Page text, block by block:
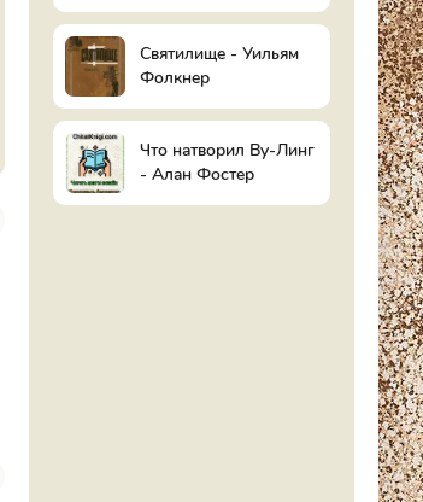
Святилище - Уильям
Фолкнер
Что натворил Ву-Линг
- Алан Фостер